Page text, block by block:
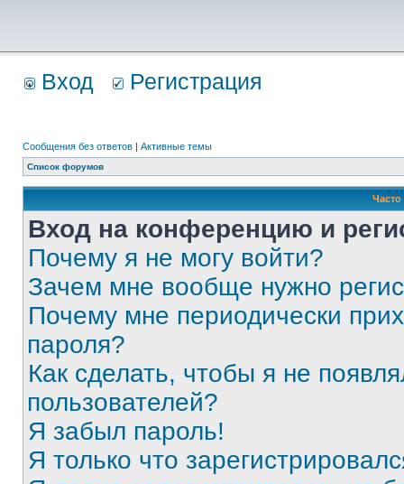
Вход Регистрация
Сообщения без ответов | Активные темы
Список форумов
Вход на конференцию и
Почему я не могу войти?
Зачем мне вообще нужно
Почему мне периодически
пароля?
Как сделать, чтобы я не
пользователей?
Я забыл пароль!
Я только что